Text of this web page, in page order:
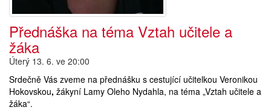
Přednáška na téma Vztah učitele a
žáka
Úterý 13. 6. ve 20:00
Srdečně Vás zveme na přednášku s cestující učitelkou Veronikou
Hokovskou, žákyní Lamy Oleho Nydahla, na téma „Vztah učitele a
žáka“.